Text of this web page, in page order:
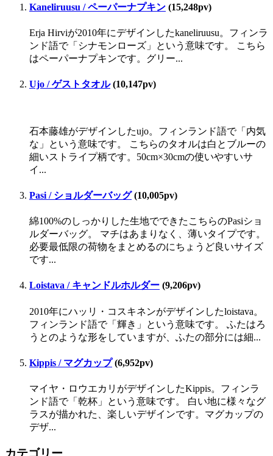
Kaneliruusu / ペーパーナプキン (15,248pv)
Erja Hirviが2010年にデザインしたkaneliruusu。フィンラ
ンド語で「シナモンローズ」という意味です。 こちら
はペーパーナプキンです。グリー...
Ujo / ゲストタオル(10,147pv)
石本藤雄がデザインしたujo。フィンランド語で「内気
な」という意味です。 こちらのタオルは白とブルーの
細いストライプ柄です。50cm×30cmの使いやすいサ
イ...
Pasi / ショルダーバッグ(10,005pv)
綿100%のしっかりした生地でできたこちらのPasiショ
ルダーバッグ。 マチはあまりなく、薄いタイプです。
必要最低限の荷物をまとめるのにちょうど良いサイズ
です...
Loistava / キャンドルホルダー (9,206pv)
2010年にハッリ・コスキネンがデザインしたloistava。
フィンランド語で「輝き」という意味です。 ふたはろ
うとのような形をしていますが、ふたの部分には細...
Kippis / マグカップ(6,952pv)
マイヤ・ロウエカリがデザインしたKippis。フィンラ
ンド語で「乾杯」という意味です。 白い地に様々なグ
ラスが描かれた、楽しいデザインです。マグカップの
デザ...
カテゴリー